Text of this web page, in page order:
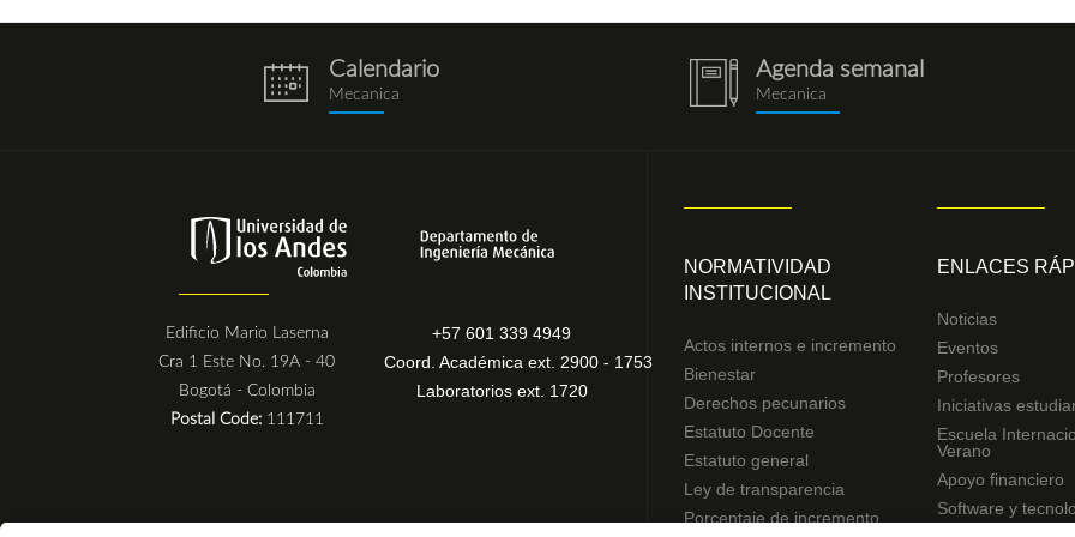
eventos.png
Calendario
Mecanica
notebook
(1).png
Agenda semanal
Mecanica
Edificio Mario Laserna
Cra 1 Este No. 19A - 40
Bogotá - Colombia
Postal Code: 111711
+57 601 339 4949
Coord. Académica ext. 2900 - 1753
Laboratorios ext. 1720
NORMATIVIDAD
INSTITUCIONAL
Actos internos e incremento
Bienestar
Derechos pecunarios
Estatuto Docente
Estatuto general
Ley de transparencia
Porcentaje de incremento
ENLACES
Noticias
Eventos
Profesores
Iniciativas
Escuela
Verano
Apoyo financiero
Software y